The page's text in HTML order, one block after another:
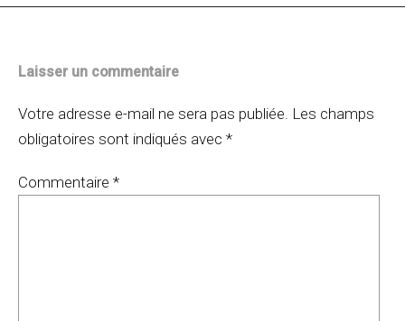
Laisser un commentaire
Votre adresse e-mail ne sera pas publiée. Les champs
obligatoires sont indiqués avec *
Commentaire *